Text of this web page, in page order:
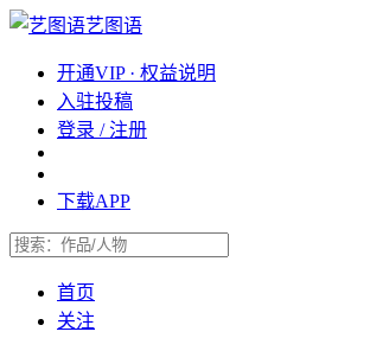
艺图语
开通VIP · 权益说明
入驻投稿
登录 / 注册
下载APP
首页
关注